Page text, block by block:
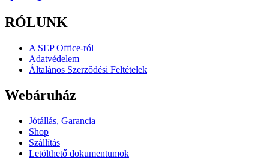
variációja
A
a
termékoldalon
választhatók
RÓLUNK
A SEP Office-ról
Adatvédelem
Általános Szerződési Feltételek
Webáruház
Jótállás, Garancia
Shop
Szállítás
Letölthető dokumentumok